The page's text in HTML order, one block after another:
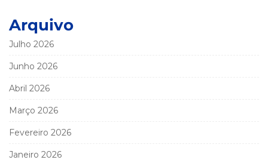
Arquivo
Julho 2026
Junho 2026
Abril 2026
Março 2026
Fevereiro 2026
Janeiro 2026